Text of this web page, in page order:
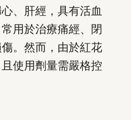
、肝經，具有活血
用於治療痛經、閉
。然而，由於紅花
使用劑量需嚴格控